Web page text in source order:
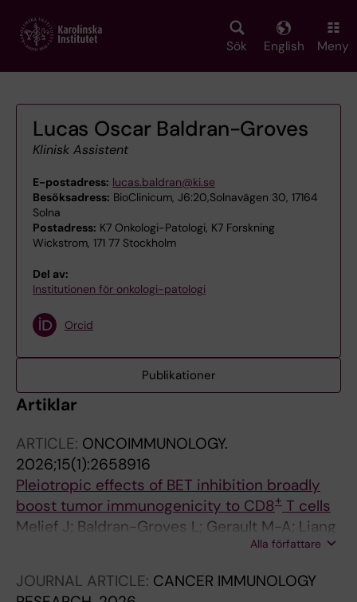
main
Sök English Meny
Lucas Oscar Baldran-Groves
Klinisk Assistent
E-postadress: lucas.baldran@ki.se
Besöksadress: BioClinicum, J6:20,Solnavägen 30, 17164
Solna
Postadress: K7 Onkologi-Patologi, K7 Forskning
Wickstrom, 171 77 Stockholm
Del av:
Institutionen för onkologi-patologi
Orcid
Publikationer
Artiklar
ARTICLE: ONCOIMMUNOLOGY.
2026;15(1):2658916
Pleiotropic effects of BET inhibition broadly
boost tumor immunogenicity to CD8+ T cells
Melief J; Baldran-Groves L; Gerault M-A; Liang
YY; Pasca S; de los Santos MC; Wickstrom S;
P; Seliger B; Kiessling R
Alla författare
JOURNAL ARTICLE: CANCER IMMUNOLOGY